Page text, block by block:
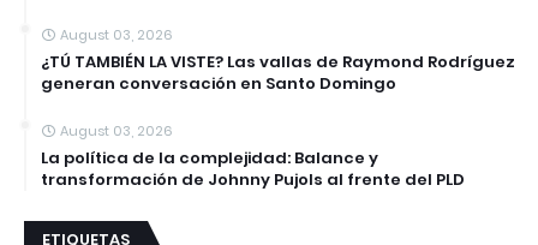
August 03, 2026
¿TÚ TAMBIÉN LA VISTE? Las vallas de Raymond Rodríguez
generan conversación en Santo Domingo
August 03, 2026
La política de la complejidad: Balance y
transformación de Johnny Pujols al frente del PLD
ETIQUETAS